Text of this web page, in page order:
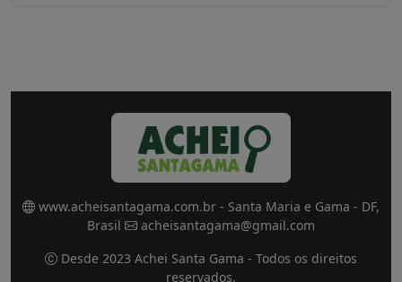
www.acheisantagama.com.br - Santa Maria e Gama - DF,
Brasil
acheisantagama@gmail.com
Desde 2023 Achei Santa Gama - Todos os direitos
reservados.